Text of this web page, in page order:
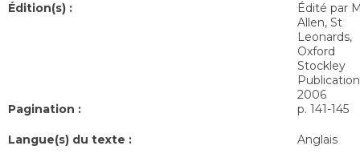
Édition(s) :
Édité par
Allen, St
Leonards,
Oxford
Stockley
2006
Pagination :
p. 141-145
Langue(s) du texte : Anglais